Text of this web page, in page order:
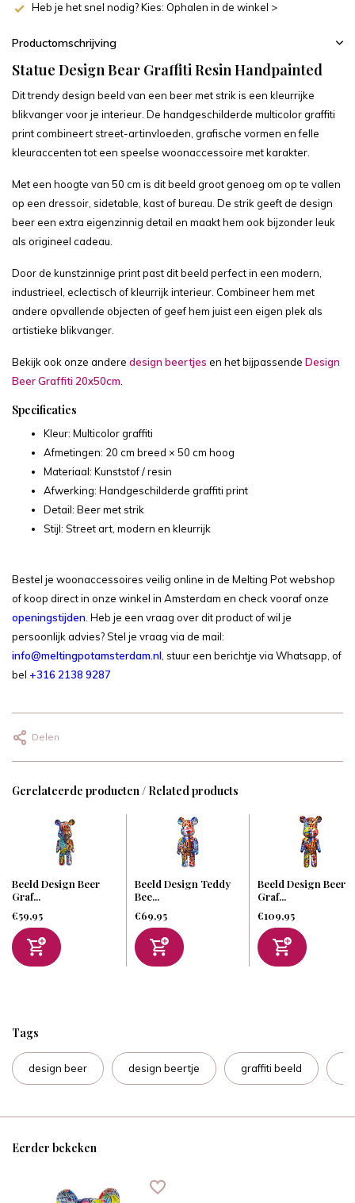
Heb je het snel nodig? Kies: Ophalen in de winkel >
Productomschrijving
Statue Design Bear Graffiti Resin Handpainted
Dit trendy design beeld van een beer met strik is een kleurrijke
blikvanger voor je interieur. De handgeschilderde multicolor graffiti
print combineert street-artinvloeden, grafische vormen en felle
kleuraccenten tot een speelse woonaccessoire met karakter.
Met een hoogte van 50 cm is dit beeld groot genoeg om op te vallen
op een dressoir, sidetable, kast of bureau. De strik geeft de design
beer een extra eigenzinnig detail en maakt hem ook bijzonder leuk
als origineel cadeau.
Door de kunstzinnige print past dit beeld perfect in een modern,
industrieel, eclectisch of kleurrijk interieur. Combineer hem met
andere opvallende objecten of geef hem juist een eigen plek als
artistieke blikvanger.
Bekijk ook onze andere design beertjes en het bijpassende Design
Beer Graffiti 20x50cm.
Specificaties
Kleur: Multicolor graffiti
Afmetingen: 20 cm breed × 50 cm hoog
Materiaal: Kunststof / resin
Afwerking: Handgeschilderde graffiti print
Detail: Beer met strik
Stijl: Street art, modern en kleurrijk
Bestel je woonaccessoires veilig online in de Melting Pot webshop
of koop direct in onze winkel in Amsterdam en check vooraf onze
openingstijden. Heb je een vraag over dit product of wil je
persoonlijk advies? Stel je vraag via de mail:
info@meltingpotamsterdam.nl, stuur een berichtje via Whatsapp, of
bel +316 2138 9287
Delen
Gerelateerde producten / Related products
Beeld Design Beer
Graf...
€59,95
Beeld Design Teddy
Bee...
€69,95
Beeld Design Beer
Graf...
€109,95
Tags
design beer design beertje graffiti beeld
Eerder bekeken